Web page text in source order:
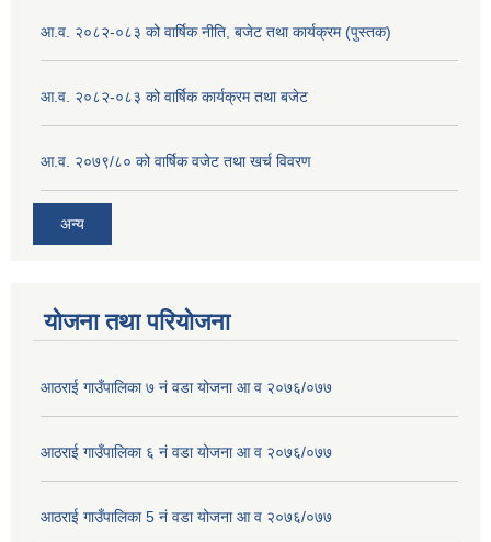
आ.व. २०८२-०८३ को वार्षिक नीति, बजेट तथा कार्यक्रम (पुस्तक)
आ.व. २०८२-०८३ को वार्षिक कार्यक्रम तथा बजेट
आ.व. २०७९/८० को वार्षिक वजेट तथा खर्च विवरण
अन्य
योजना तथा परियोजना
आठराई गाउँपालिका ७ नं वडा योजना आ व २०७६/०७७
आठराई गाउँपालिका ६ नं वडा योजना आ व २०७६/०७७
आठराई गाउँपालिका 5 नं वडा योजना आ व २०७६/०७७